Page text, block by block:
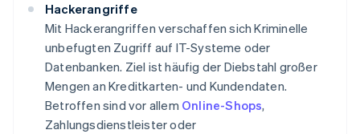
Hackerangriffe
Mit Hackerangriffen verschaffen sich Kriminelle
unbefugten Zugriff auf IT-Systeme oder
Datenbanken. Ziel ist häufig der Diebstahl großer
Mengen an Kreditkarten- und Kundendaten.
Betroffen sind vor allem Online-Shops,
Zahlungsdienstleister oder